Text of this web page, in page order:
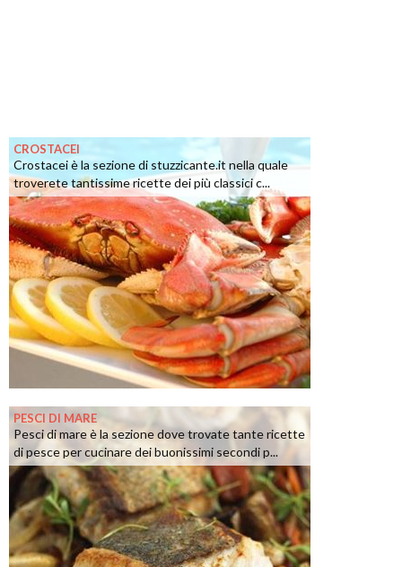
CROSTACEI
Crostacei è la sezione di stuzzicante.it nella quale
troverete tantissime ricette dei più classici c...
PESCI DI MARE
Pesci di mare è la sezione dove trovate tante ricette
di pesce per cucinare dei buonissimi secondi p...